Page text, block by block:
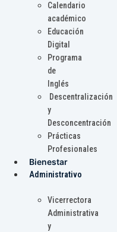
Calendario
académico
Educación
Digital
Programa
de
Inglés
Descentralización
y
Desconcentración
Prácticas
Profesionales
Bienestar
Administrativo
Vicerrectora
Administrativa
y